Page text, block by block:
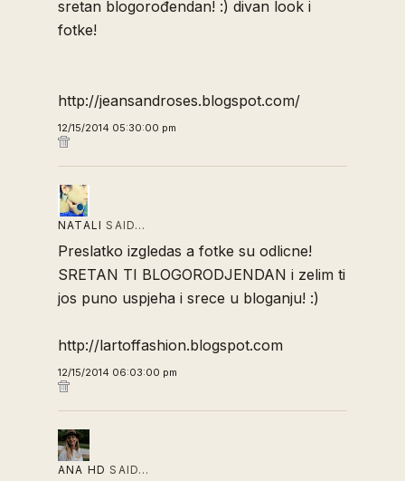
sretan blogorođendan! :) divan look i
fotke!
http://jeansandroses.blogspot.com/
12/15/2014 05:30:00 pm
NATALI SAID…
Preslatko izgledas a fotke su odlicne!
SRETAN TI BLOGORODJENDAN i zelim ti
jos puno uspjeha i srece u bloganju! :)
http://lartoffashion.blogspot.com
12/15/2014 06:03:00 pm
ANA HD SAID…